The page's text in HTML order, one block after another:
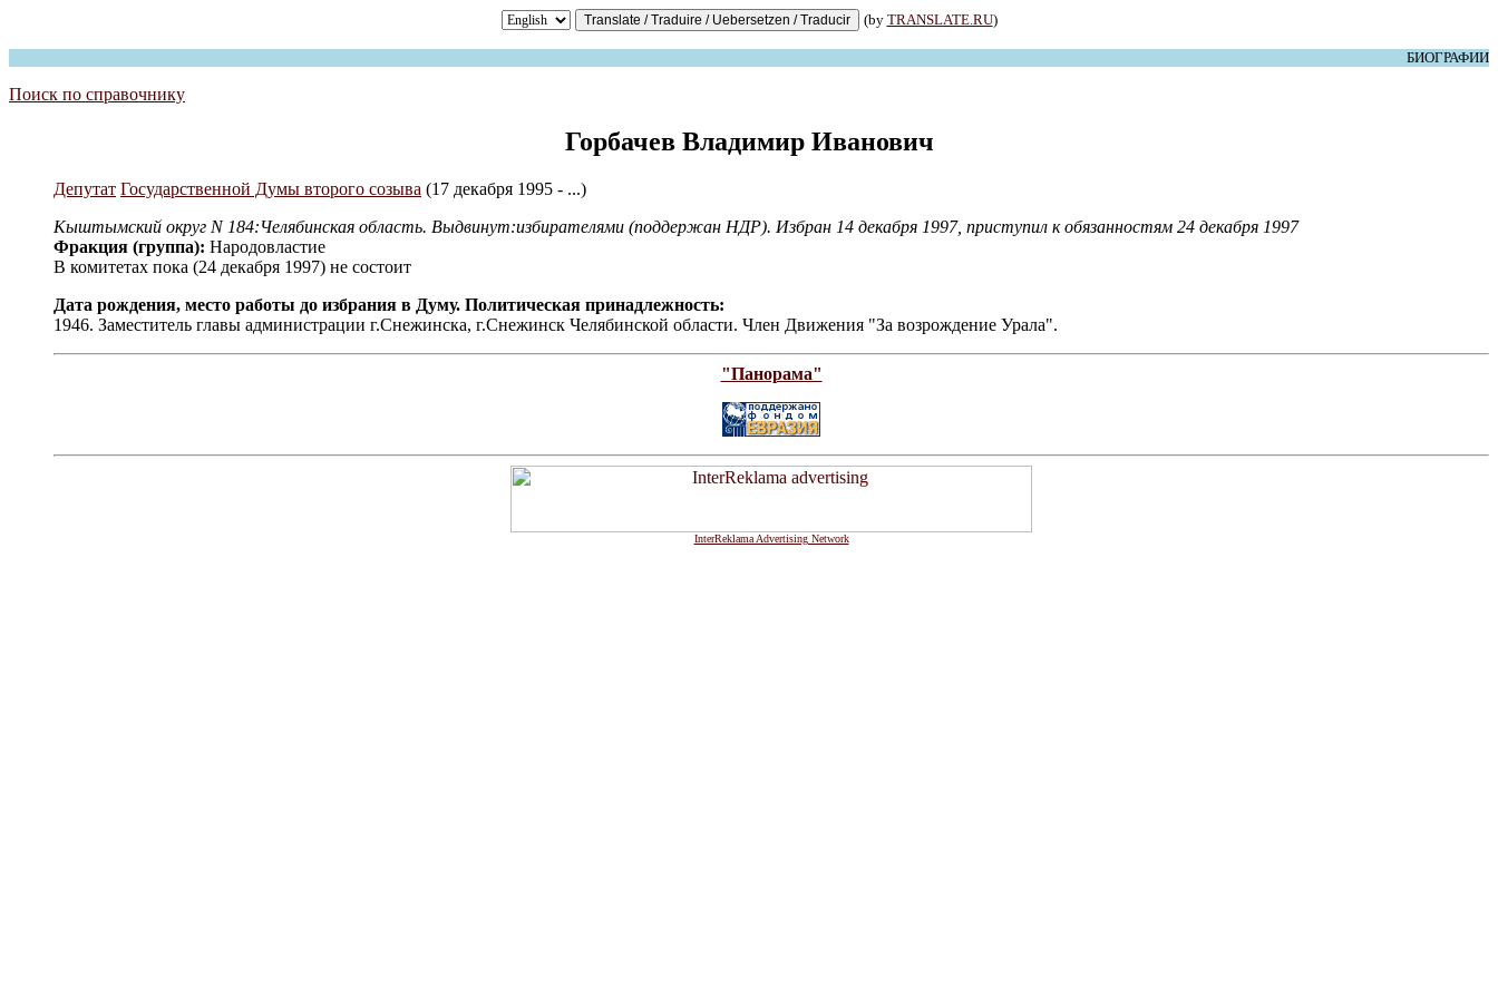
(by TRANSLATE.RU)
БИОГРАФИИ
Поиск по справочнику
Горбачев Владимир Иванович
Депутат Государственной Думы второго созыва (17 декабря 1995 - ...)
Кыштымский округ N 184:Челябинская область. Выдвинут:избирателями (поддержан НДР). Избран 14 декабря 1997, приступил к обязанностям 24 декабря 1997
Фракция (группа): Народовластие
В комитетах пока (24 декабря 1997) не состоит
Дата рождения, место работы до избрания в Думу. Политическая принадлежность:
1946. Заместитель главы администрации г.Снежинска, г.Снежинск Челябинской области. Член Движения "За возрождение Урала".
"Панорама"
InterReklama Advertising Network